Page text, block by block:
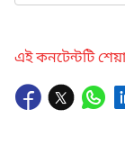
এই কনটেন্টটি